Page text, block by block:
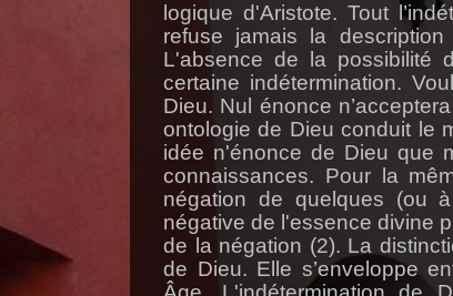
logique d'Aristote. Tout
refuse jamais la
L'absence de la possibilité
certaine indétermination.
Dieu. Nul énonce
ontologie de Dieu conduit le
idée n'énonce de Dieu que
connaissances. Pour la
négation de quelques (ou
négative de l'essence divine
de la négation (2). La
de Dieu. Elle s’enveloppe